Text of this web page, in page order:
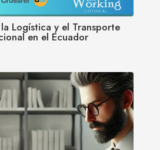
Logística y el Transporte
en el Ecuador